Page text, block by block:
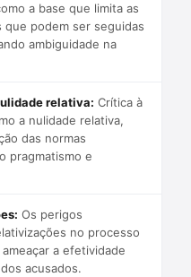
a base que limita as
podem ser seguidas
ambiguidade na
relativa: Crítica à
a nulidade relativa,
das normas
pragmatismo e
Os perigos
no processo
a efetividade
acusados.